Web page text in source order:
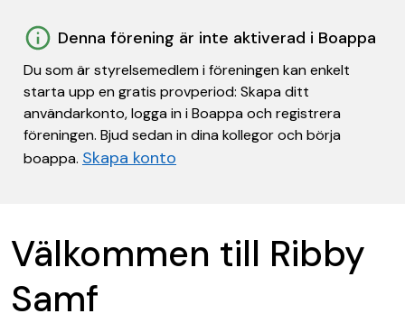
Denna förening är inte aktiverad i Boappa
Du som är styrelsemedlem i föreningen kan enkelt
starta upp en gratis provperiod: Skapa ditt
användarkonto, logga in i Boappa och registrera
föreningen. Bjud sedan in dina kollegor och börja
boappa. Skapa konto
Välkommen till Ribby
Samf